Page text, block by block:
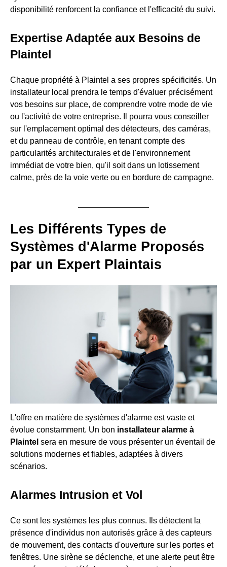
disponibilité renforcent la confiance et l'efficacité du suivi.
Expertise Adaptée aux Besoins de
Plaintel
Chaque propriété à Plaintel a ses propres spécificités. Un
installateur local prendra le temps d'évaluer précisément
vos besoins sur place, de comprendre votre mode de vie
ou l'activité de votre entreprise. Il pourra vous conseiller
sur l'emplacement optimal des détecteurs, des caméras,
et du panneau de contrôle, en tenant compte des
particularités architecturales et de l'environnement
immédiat de votre bien, qu'il soit dans un lotissement
calme, près de la voie verte ou en bordure de campagne.
Les Différents Types de
Systèmes d'Alarme Proposés
par un Expert Plaintais
L'offre en matière de systèmes d'alarme est vaste et
évolue constamment. Un bon installateur alarme à
Plaintel sera en mesure de vous présenter un éventail de
solutions modernes et fiables, adaptées à divers
scénarios.
Alarmes Intrusion et Vol
Ce sont les systèmes les plus connus. Ils détectent la
présence d'individus non autorisés grâce à des capteurs
de mouvement, des contacts d'ouverture sur les portes et
fenêtres. Une sirène se déclenche, et une alerte peut être